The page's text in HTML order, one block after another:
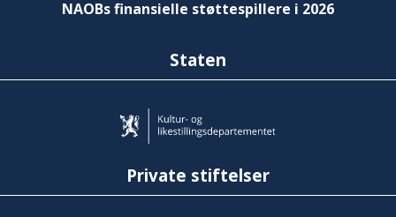
NAOBs finansielle støttespillere i 2026
Staten
Private stiftelser